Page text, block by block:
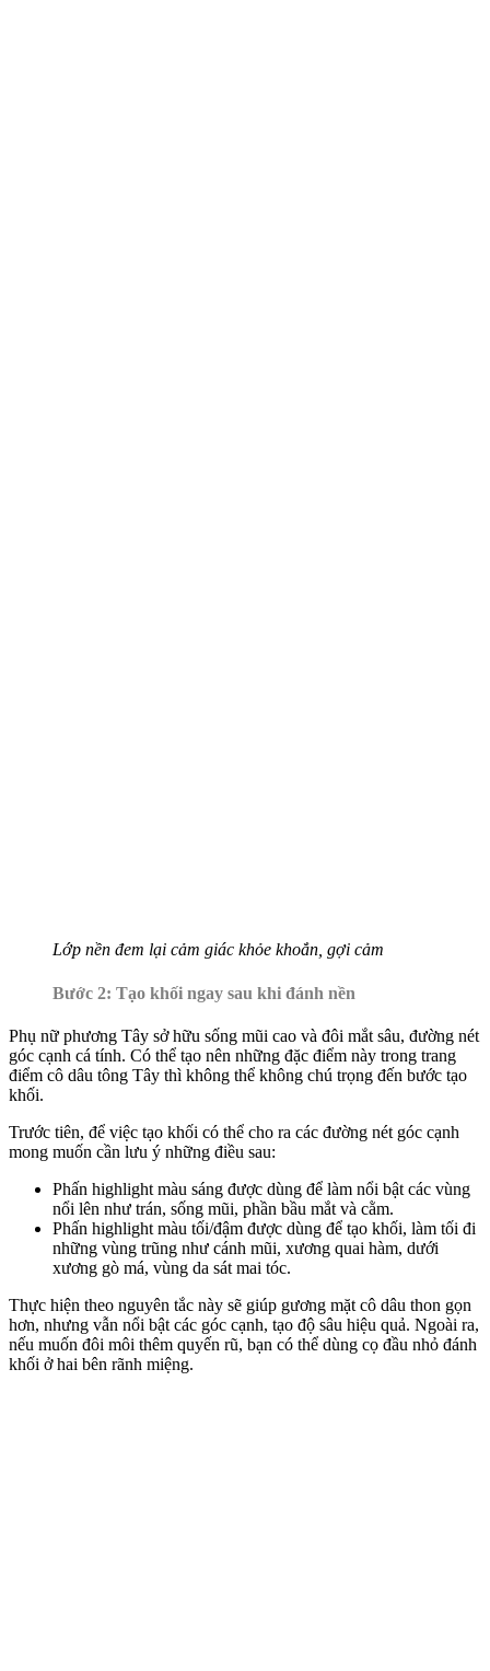
Lớp nền đem lại cảm giác khỏe khoắn, gợi cảm
Bước 2: Tạo khối ngay sau khi đánh nền
Phụ nữ phương Tây sở hữu sống mũi cao và đôi mắt sâu, đường nét
góc cạnh cá tính. Có thể tạo nên những đặc điểm này trong trang
điểm cô dâu tông Tây thì không thể không chú trọng đến bước tạo
khối.
Trước tiên, để việc tạo khối có thể cho ra các đường nét góc cạnh
mong muốn cần lưu ý những điều sau:
Phấn highlight màu sáng được dùng để làm nổi bật các vùng
nổi lên như trán, sống mũi, phần bầu mắt và cằm.
Phấn highlight màu tối/đậm được dùng để tạo khối, làm tối đi
những vùng trũng như cánh mũi, xương quai hàm, dưới
xương gò má, vùng da sát mai tóc.
Thực hiện theo nguyên tắc này sẽ giúp gương mặt cô dâu thon gọn
hơn, nhưng vẫn nổi bật các góc cạnh, tạo độ sâu hiệu quả. Ngoài ra,
nếu muốn đôi môi thêm quyến rũ, bạn có thể dùng cọ đầu nhỏ đánh
khối ở hai bên rãnh miệng.